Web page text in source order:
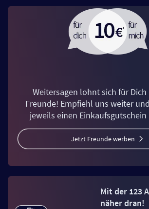
Weitersagen lohnt sich für Dich
Freunde! Empfiehl uns weiter
jeweils einen Einkaufsgutschein
Jetzt Freunde werben
Mit der 123
näher dran!